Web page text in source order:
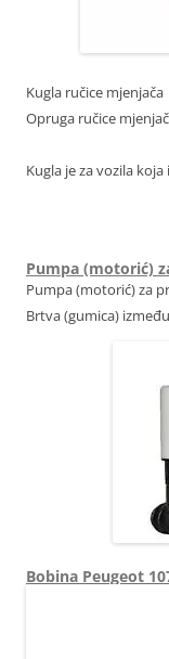
Kugla ručice mjenjača
Opruga ručice
Kugla je za vozila
Pumpa (motorić)
Pumpa (motorić) za
Brtva (gumica)
Bobina Peugeot